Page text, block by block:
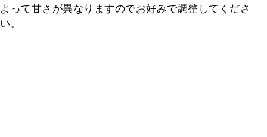
よって甘さが異なりますのでお好みで調整してくださ
い。